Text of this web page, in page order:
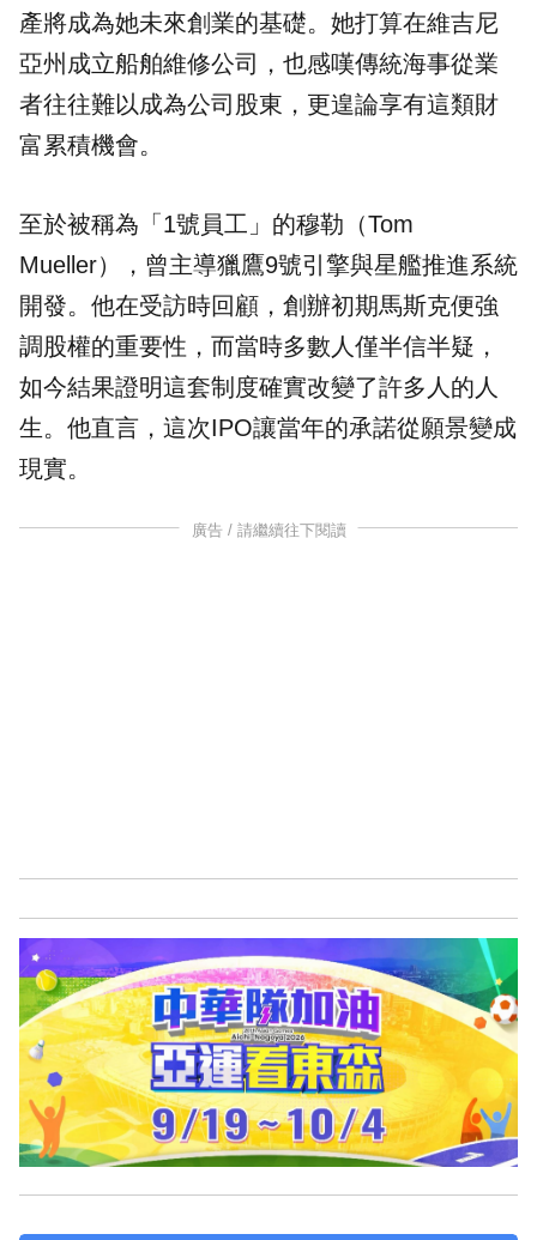
產將成為她未來創業的基礎。她打算在維吉尼
亞州成立船舶維修公司，也感嘆傳統海事從業
者往往難以成為公司股東，更遑論享有這類財
富累積機會。
至於被稱為「1號員工」的穆勒（Tom
Mueller），曾主導獵鷹9號引擎與星艦推進系統
開發。他在受訪時回顧，創辦初期馬斯克便強
調股權的重要性，而當時多數人僅半信半疑，
如今結果證明這套制度確實改變了許多人的人
生。他直言，這次IPO讓當年的承諾從願景變成
現實。
廣告 / 請繼續往下閱讀